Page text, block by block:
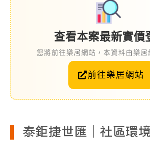
查看本案最新實價
您將前往樂居網站，本資料由樂居
前往樂居網站
泰鉅捷世匯｜社區環境